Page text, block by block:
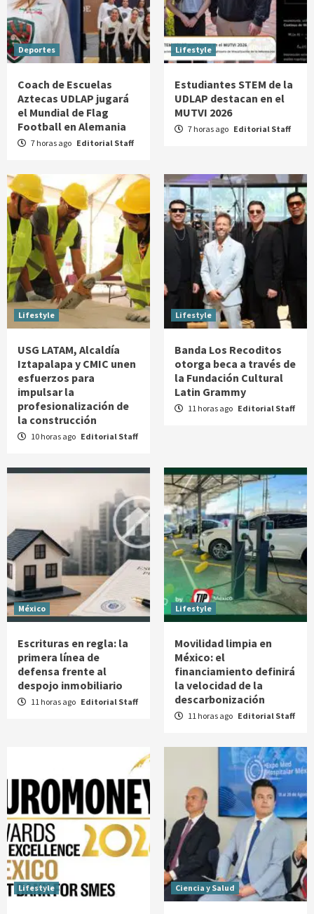
Deportes
Coach de Escuelas
Aztecas UDLAP jugará
el Mundial de Flag
Football en Alemania
7 horas ago Editorial Staff
Lifestyle
Estudiantes STEM de la
UDLAP destacan en el
MUTVI 2026
7 horas ago Editorial Staff
Lifestyle
USG LATAM, Alcaldía
Iztapalapa y CMIC unen
esfuerzos para
impulsar la
profesionalización de
la construcción
10 horas ago Editorial Staff
Lifestyle
Banda Los Recoditos
otorga beca a través de
la Fundación Cultural
Latin Grammy
11 horas ago Editorial Staff
México
Escrituras en regla: la
primera línea de
defensa frente al
despojo inmobiliario
11 horas ago Editorial Staff
Lifestyle
Movilidad limpia en
México: el
financiamiento definirá
la velocidad de la
descarbonización
11 horas ago Editorial Staff
Lifestyle Ciencia y Salud